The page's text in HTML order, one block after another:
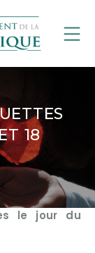
18
le jour du